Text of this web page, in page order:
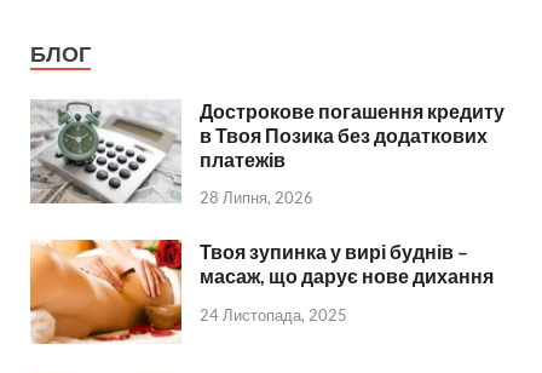
БЛОГ
Дострокове погашення кредиту
в Твоя Позика без додаткових
платежів
28 Липня, 2026
Твоя зупинка у вирі буднів –
масаж, що дарує нове дихання
24 Листопада, 2025